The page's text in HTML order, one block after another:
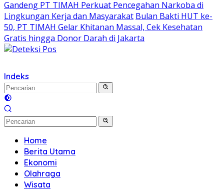
Gandeng PT TIMAH Perkuat Pencegahan Narkoba di
Lingkungan Kerja dan Masyarakat Bulan Bakti HUT ke-
50, PT TIMAH Gelar Khitanan Massal, Cek Kesehatan
Gratis hingga Donor Darah di Jakarta
Indeks
Home
Berita Utama
Ekonomi
Olahraga
Wisata